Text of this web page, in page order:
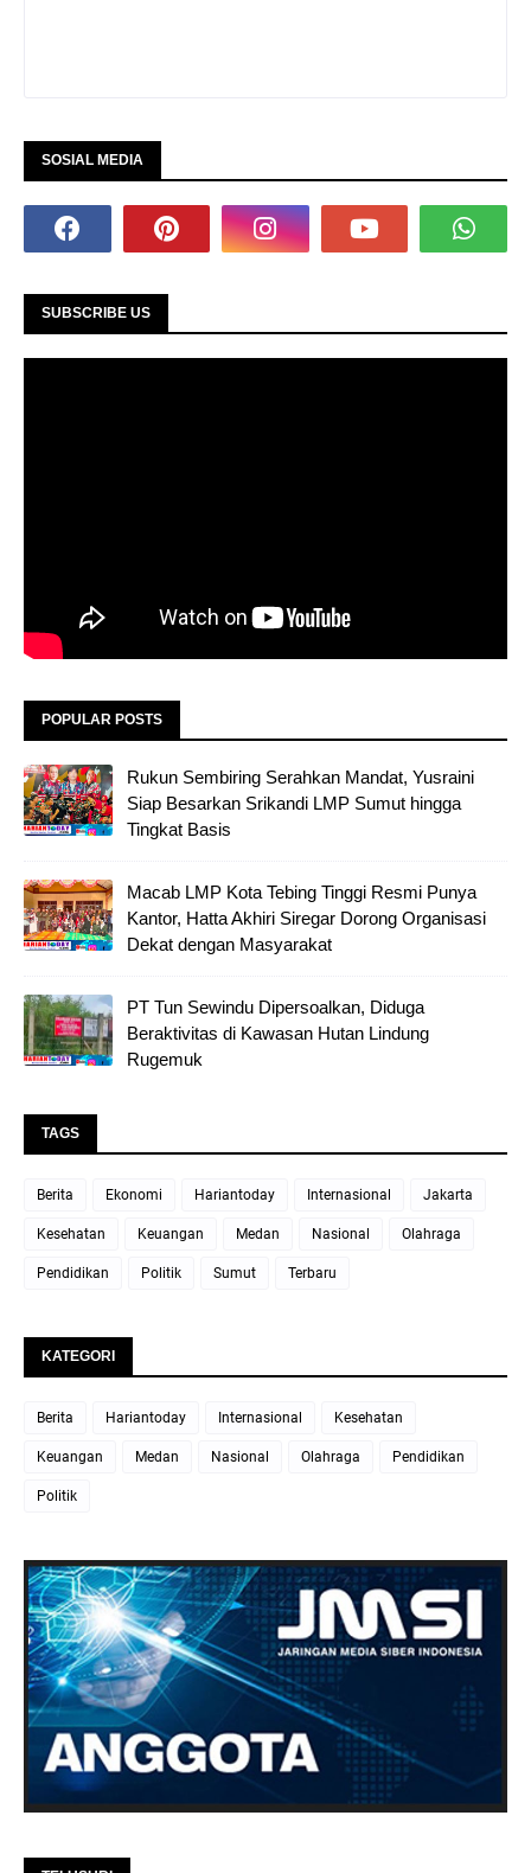
SOSIAL MEDIA
SUBSCRIBE US
POPULAR POSTS
Rukun Sembiring Serahkan Mandat, Yusraini
Siap Besarkan Srikandi LMP Sumut hingga
Tingkat Basis
Macab LMP Kota Tebing Tinggi Resmi Punya
Kantor, Hatta Akhiri Siregar Dorong Organisasi
Dekat dengan Masyarakat
PT Tun Sewindu Dipersoalkan, Diduga
Beraktivitas di Kawasan Hutan Lindung
Rugemuk
TAGS
Berita Ekonomi Hariantoday Internasional Jakarta
Kesehatan Keuangan Medan Nasional Olahraga
Pendidikan Politik Sumut Terbaru
KATEGORI
Berita Hariantoday Internasional Kesehatan
Keuangan Medan Nasional Olahraga Pendidikan
Politik